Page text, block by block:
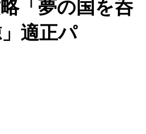
「夢の国を呑
適正パ